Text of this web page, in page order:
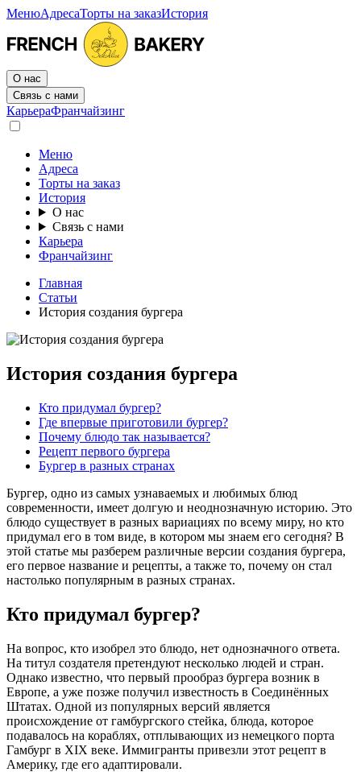
МенюАдресаТорты на заказИстория
О нас
Связь с нами
КарьераФранчайзинг
Меню
Адреса
Торты на заказ
История
О нас
Связь с нами
Карьера
Франчайзинг
Главная
Статьи
История создания бургера
История создания бургера
Кто придумал бургер?
Где впервые приготовили бургер?
Почему блюдо так называется?
Рецепт первого бургера
Бургер в разных странах
Бургер, одно из самых узнаваемых и любимых блюд
современности, имеет долгую и неоднозначную историю. Это
блюдо существует в разных вариациях по всему миру, но кто
придумал его в том виде, в котором мы знаем его сегодня? В
этой статье мы разберем различные версии создания бургера,
его первое название и рецепты, а также то, почему он стал
настолько популярным в разных странах.
Кто придумал бургер?
На вопрос, кто изобрел это блюдо, нет однозначного ответа.
На титул создателя претендуют несколько людей и стран.
Однако известно, что первый прообраз бургера возник в
Европе, а уже позже получил известность в Соединённых
Штатах. Одной из популярных версий является
происхождение от гамбургского стейка, блюда, которое
подавалось на кораблях, отплывающих из немецкого порта
Гамбург в XIX веке. Иммигранты привезли этот рецепт в
Америку, где его адаптировали.